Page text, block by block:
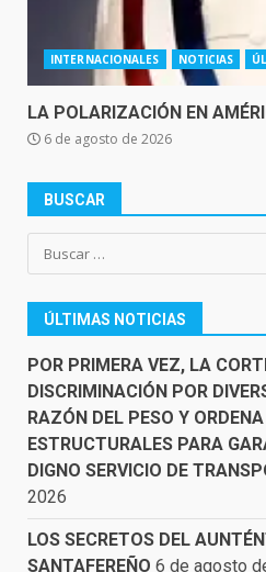
INTERNACIONALES NOTICIAS
LA POLARIZACIÓN EN
6 de agosto de 2026
BUSCAR
Buscar:
ÚLTIMAS NOTICIAS
POR PRIMERA VEZ, LA
DISCRIMINACIÓN POR
RAZÓN DEL PESO Y
ESTRUCTURALES PARA
DIGNO SERVICIO DE
2026
LOS SECRETOS DEL
SANTAFEREÑO 6 de agosto